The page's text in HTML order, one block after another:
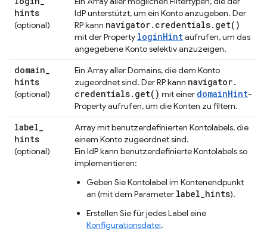
hints
(optional)
IdP unterstützt, um ein Konto anzugeben. Der
RP kann navigator. credentials. get( )
mit der Property loginHintaufrufen, um das
angegebene Konto selektiv anzuzeigen.
domain_
hints
(optional)
Ein Array aller Domains, die dem Konto
zugeordnet sind. Der RP kann navigator.
credentials. get( ) mit einer domainHint-
Property aufrufen, um die Konten zu filtern.
label_
hints
(optional)
Array mit benutzerdefinierten Kontolabels, die
einem Konto zugeordnet sind.
Ein IdP kann benutzerdefinierte Kontolabels so
implementieren:
Geben Sie Kontolabel im Kontenendpunkt
an (mit dem Parameter label_hints).
Erstellen Sie für jedes Label eine
Konfigurationsdatei.